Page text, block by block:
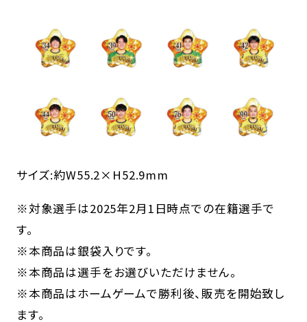
サイズ:約W55.2×H52.9mm
※対象選手は2025年2月1日時点での在籍選手で
す。
※本商品は銀袋入りです。
※本商品は選手をお選びいただけません。
※本商品はホームゲームで勝利後、販売を開始致し
ます。